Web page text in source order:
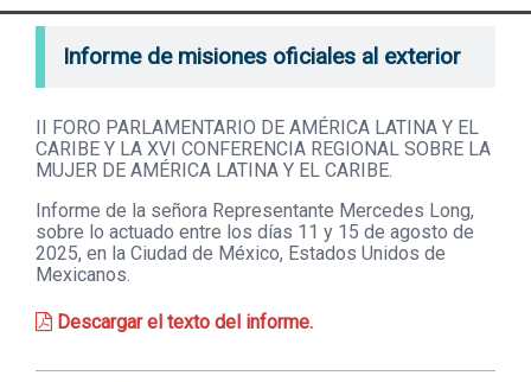
Informe de misiones oficiales al exterior
II FORO PARLAMENTARIO DE AMÉRICA LATINA Y EL
CARIBE Y LA XVI CONFERENCIA REGIONAL SOBRE LA
MUJER DE AMÉRICA LATINA Y EL CARIBE.
Informe de la señora Representante Mercedes Long,
sobre lo actuado entre los días 11 y 15 de agosto de
2025, en la Ciudad de México, Estados Unidos de
Mexicanos.
Descargar el texto del informe.